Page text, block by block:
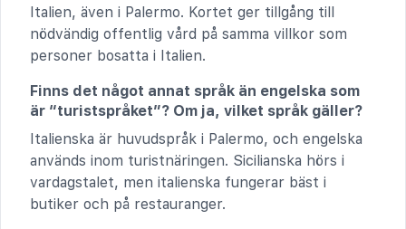
Italien, även i Palermo. Kortet ger tillgång till
nödvändig offentlig vård på samma villkor som
personer bosatta i Italien.
Finns det något annat språk än engelska som
är “turistspråket”? Om ja, vilket språk gäller?
Italienska är huvudspråk i Palermo, och engelska
används inom turistnäringen. Sicilianska hörs i
vardagstalet, men italienska fungerar bäst i
butiker och på restauranger.